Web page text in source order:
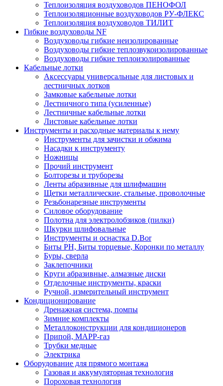
Теплоизоляция воздуховодов ПЕНОФОЛ
Теплоизоляционные воздуховодов РУ-ФЛЕКС
Теплоизоляция воздуховодов ТИЛИТ
Гибкие воздуховоды NF
Воздуховоды гибкие неизолированные
Воздуховоды гибкие теплозвукоизолированные
Воздуховоды гибкие теплоизолированные
Кабельные лотки
Аксессуары универсальные для листовых и
лестничных лотков
Замковые кабельные лотки
Лестничного типа (усиленные)
Лестничные кабельные лотки
Листовые кабельные лотки
Инструменты и расходные материалы к нему
Инструменты для зачистки и обжима
Насадки к инструменту
Ножницы
Прочий инструмент
Болторезы и труборезы
Ленты абразивные для шлифмашин
Щетки металлические, стальные, проволочные
Резьбонарезные инструменты
Силовое оборудование
Полотна для электролобзиков (пилки)
Шкурки шлифовальные
Инструменты и оснастка D.Bor
Биты PH, Биты торцевые, Коронки по металлу
Буры, сверла
Заклепочники
Круги абразивные, алмазные диски
Отделочные инструменты, краски
Ручной, измерительный инструмент
Кондиционирование
Дренажная система, помпы
Зимние комплекты
Металлоконструкции для кондиционеров
Припой, МАРР-газ
Трубки медные
Электрика
Оборудование для прямого монтажа
Газовая и аккумуляторная технология
Пороховая технология